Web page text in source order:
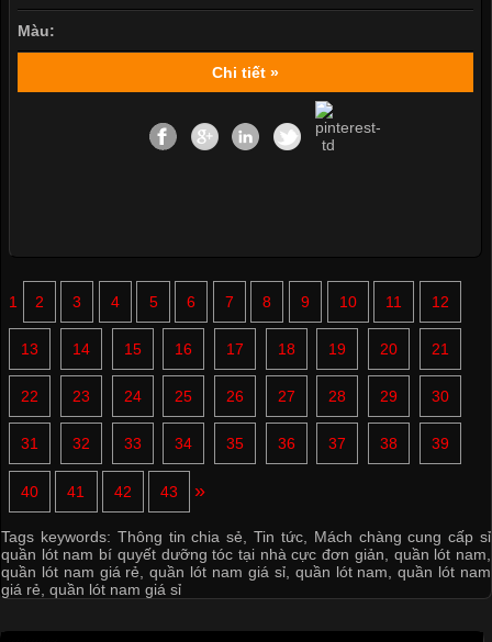
Màu:
Chi tiết »
1 2 3 4 5 6 7 8 9 10 11 12
13 14 15 16 17 18 19 20 21
22 23 24 25 26 27 28 29 30
31 32 33 34 35 36 37 38 39
40 41 42 43 »
Tags keywords: Thông tin chia sẻ ,Tin tức, Mách chàng cung cấp sỉ
quần lót nam bí quyết dưỡng tóc tại nhà cực đơn giản
quần lót nam
quần lót nam giá rẻ ,quần lót nam giá sỉ, quần lót nam ,quần lót nam
giá rẻ quần lót nam giá sỉ